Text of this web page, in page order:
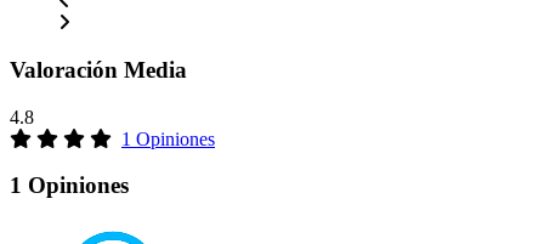
Valoración Media
4.8
1 Opiniones
1 Opiniones